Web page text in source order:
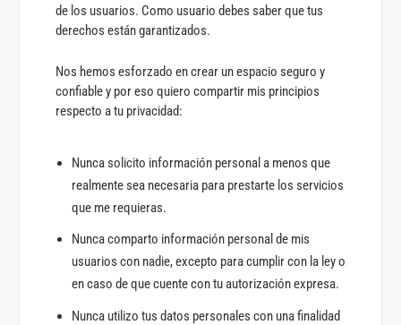
de los usuarios. Como usuario debes saber que tus
derechos están garantizados.
Nos hemos esforzado en crear un espacio seguro y
confiable y por eso quiero compartir mis principios
respecto a tu privacidad:
Nunca solicito información personal a menos que
realmente sea necesaria para prestarte los servicios
que me requieras.
Nunca comparto información personal de mis
usuarios con nadie, excepto para cumplir con la ley o
en caso de que cuente con tu autorización expresa.
Nunca utilizo tus datos personales con una finalidad